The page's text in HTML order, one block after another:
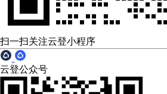
扫一扫关注云登小程序
云登公众号